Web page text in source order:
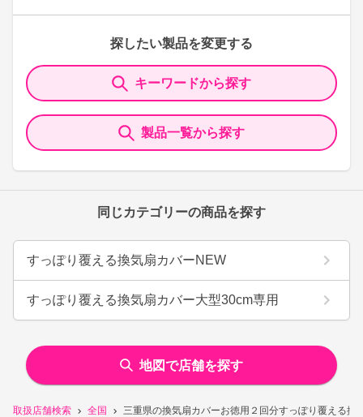
取扱店舗検索 全国 三重県の換気扇カバーお徳用２回分すっぽり覆える換
探したい製品を変更する
キーワードから探す
製品一覧から探す
同じカテゴリーの商品を探す
すっぽり覆える換気扇カバーNEW
すっぽり覆える換気扇カバー大型30cm専用
地図で店舗を探す